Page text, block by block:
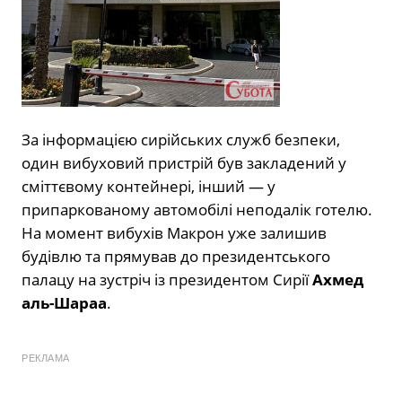
За інформацією сирійських служб безпеки,
один вибуховий пристрій був закладений у
сміттєвому контейнері, інший — у
припаркованому автомобілі неподалік готелю.
На момент вибухів Макрон уже залишив
будівлю та прямував до президентського
палацу на зустріч із президентом СиріїАхмед
аль-Шараа.
РЕКЛАМА